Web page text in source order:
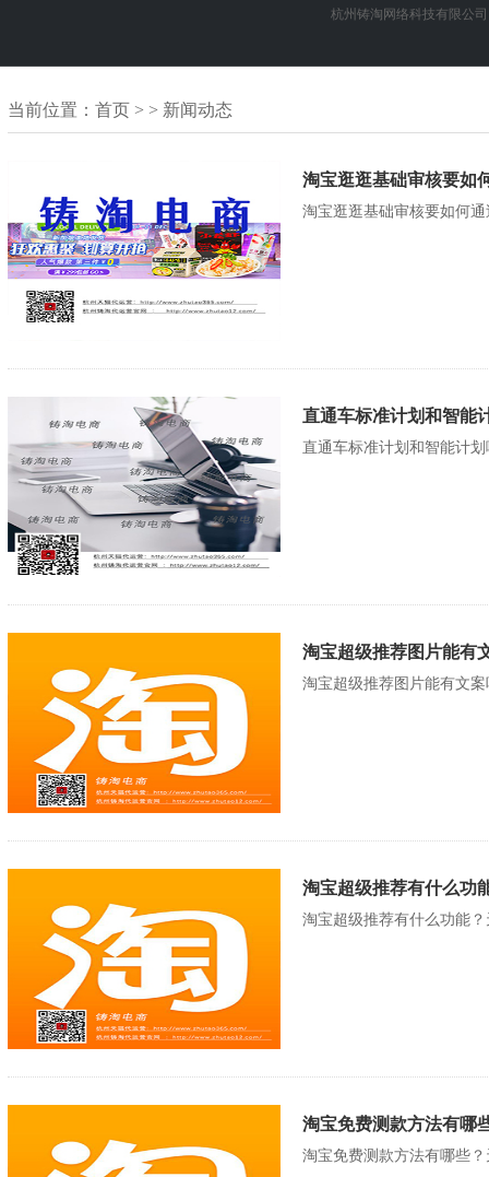
杭州铸淘网络科技有限公司
当前位置： 首页 > > 新闻动态
淘宝逛逛基础审核要如
淘宝逛逛基础审核要如何
直通车标准计划和智能
直通车标准计划和智能计
淘宝超级推荐图片能有
淘宝超级推荐图片能有文
淘宝超级推荐有什么功
淘宝超级推荐有什么功能
淘宝免费测款方法有哪
淘宝免费测款方法有哪些